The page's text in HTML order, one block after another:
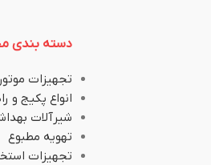
دسته بندی
تجهیزات
انواع پکیج و
شیرآلات
تهویه مطبوع
تجهیزات